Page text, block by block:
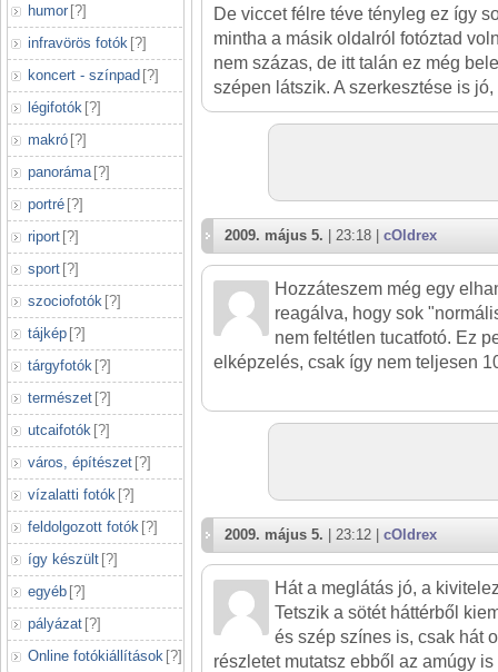
humor [?]
infravörös fotók [?]
koncert - színpad [?]
légifotók [?]
makró [?]
panoráma [?]
portré [?]
riport [?]
sport [?]
szociofotók [?]
tájkép [?]
tárgyfotók [?]
természet [?]
utcaifotók [?]
város, építészet [?]
vízalatti fotók [?]
feldolgozott fotók [?]
így készült [?]
egyéb [?]
pályázat [?]
Online fotókiállítások [?]
De viccet félre téve tényleg ez így
mintha a másik oldalról fotóztad
nem százas, de itt talán ez még
szépen látszik. A szerkesztése is
2009. május 5. | 23:18 | cOldrex
Hozzáteszem még egy
reagálva, hogy sok
nem feltétlen tucatfotó. Ez
elképzelés, csak így nem teljesen
2009. május 5. | 23:12 | cOldrex
Hát a meglátás jó, a
Tetszik a sötét háttérből
és szép színes is, csak hát
részletet mutatsz ebből az amúgy